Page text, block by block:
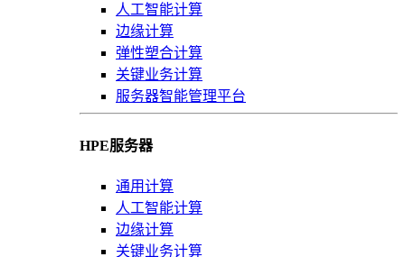
人工智能计算
边缘计算
弹性塑合计算
关键业务计算
服务器智能管理平台
HPE服务器
通用计算
人工智能计算
边缘计算
关键业务计算